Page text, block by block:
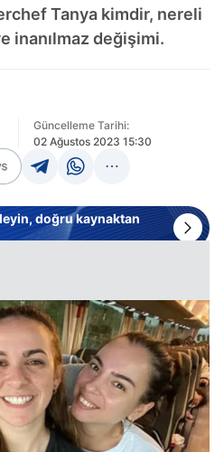
Tanya kimdir, nereli
inanılmaz değişimi.
Güncelleme Tarihi:
02 Ağustos 2023 15:30
doğru kaynaktan